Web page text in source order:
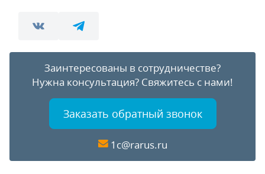
Заинтересованы в сотрудничестве?
Нужна консультация? Свяжитесь с нами!
Заказать обратный звонок
1c@rarus.ru